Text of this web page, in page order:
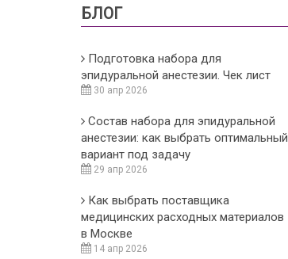
БЛОГ
Подготовка набора для
эпидуральной анестезии. Чек лист
30 апр 2026
Состав набора для эпидуральной
анестезии: как выбрать оптимальный
вариант под задачу
29 апр 2026
Как выбрать поставщика
медицинских расходных материалов
в Москве
14 апр 2026